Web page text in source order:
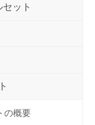
ット
の概要